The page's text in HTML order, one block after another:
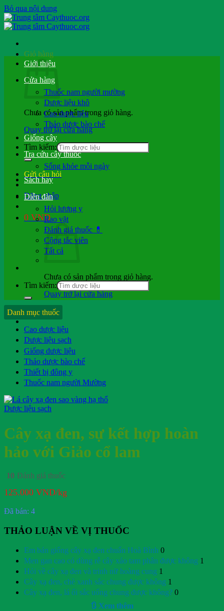
Bỏ qua nội dung
Giỏ hàng
Chưa có sản phẩm trong giỏ hàng.
Quay trở lại cửa hàng
Tìm kiếm:
Gửi câu hỏi
Đăng nhập
0 VND
Chưa có sản phẩm trong giỏ hàng.
Quay trở lại cửa hàng
Hỏi b.sĩ
Giới thiệu
Cửa hàng
Thuốc nam người mường
Dược liệu khô
Cao dược liệu
Thảo dược bào chế
Giống cây
Tra cứu cây thuốc
Sống khỏe mỗi ngày
Sách hay
Diễn đàn
Hỏi lương y
Rao vặt
Đánh giá thuốc 💊
Cộng tác viên
Tất cả
Tìm kiếm:
Danh mục thuốc
Cao dược liệu
Dược liệu sạch
Giống dược liệu
Thảo dược bào chế
Thiết bị đông y
Thuốc nam người Mường
Dược liệu sạch
Cây xạ đen, sự kết hợp hoàn
hảo với Giảo cổ lam
10 Đánh giá thuốc
125.000 VND/kg
Đã bán: 4
THẢO LUẬN VỀ VỊ THUỐC
Em bán giống cây xạ đen chuẩn Hoà Bình 0
Men gan cao có dùng rễ cây xáo tam phân được không 1
Hỏi về cây xạ đen và trinh nữ hoàng cung 1
Cây xạ đen, chè xanh sắc chung được không 1
Cây xạ đen, lá ổi sắc uống chung được không? 0
🔃 Xem thêm